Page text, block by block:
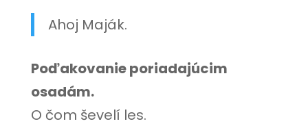
Ahoj Maják.
Poďakovanie poriadajúcim
osadám.
O čom ševelí les.